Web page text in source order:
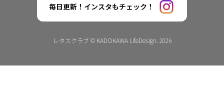
毎日更新！インスタもチェック！
レタスクラブ © KADOKAWA LifeDesign. 2026